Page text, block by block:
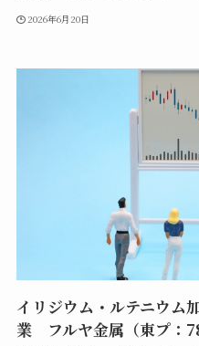
2026年6月20日
イリジウム・ルテニウム
業 フルヤ金属（東プ：